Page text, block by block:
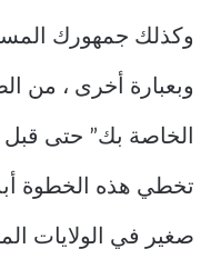
وكذلك جمهورك
وبعبارة أخرى ، من
الخاصة بك” حتى قبل
تخطي هذه الخطوة
صغير في الولايات